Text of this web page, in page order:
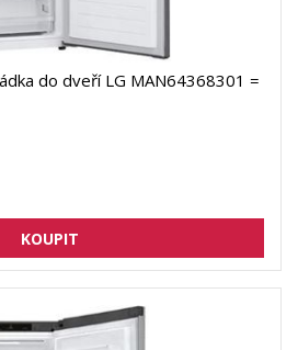
do dveří LG MAN64368301 =